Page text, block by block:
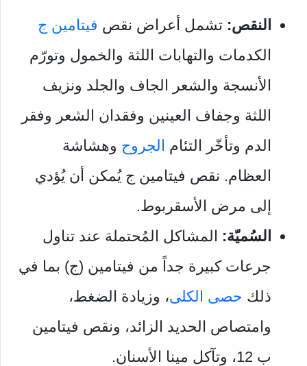
النقص: تشمل أعراض نقص فيتامين ج
الكدمات والتهابات اللثة والخمول وتورّم
الأنسجة والشعر الجاف والجلد ونزيف
اللثة وجفاف العينين وفقدان الشعر وفقر
الدم وتأخّر التئام الجروح وهشاشة
العظام. نقص فيتامين ج يُمكن أن يُؤدي
إلى مرض الأسقربوط.
السُميّة: المشاكل المُحتملة عند تناول
جرعات كبيرة جداً من فيتامين (ج) بما في
ذلك حصى الكلى، وزيادة الضغط،
وامتصاص الحديد الزائد، ونقص فيتامين
ب 12، وتآكل مينا الأسنان.